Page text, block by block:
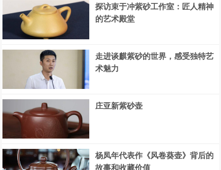
探访束于冲紫砂工作室：匠人精神
的艺术殿堂
走进谈麒紫砂的世界，感受独特艺
术魅力
庄亚新紫砂壶
杨凤年代表作《风卷葵壶》背后的
故事和收藏价值